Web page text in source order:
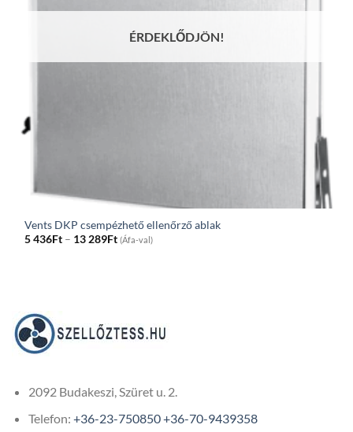
ÉRDEKLŐDJÖN!
Vents DKP csempézhető ellenőrző ablak
5 436Ft – 13 289FtPrice
range:
(Áfa-val)
2092 Budakeszi, Szüret u. 2.
Telefon: +36-23-750850+36-70-9439358